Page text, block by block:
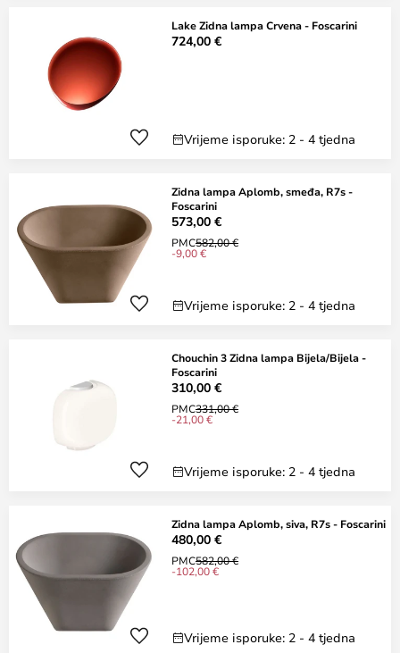
Lake Zidna lampa Crvena - Foscarini
724,00 €
Vrijeme isporuke: 2 - 4 tjedna
Zidna lampa Aplomb, smeđa, R7s -
Foscarini
573,00 €
PMC582,00 €
-9,00 €
Vrijeme isporuke: 2 - 4 tjedna
Chouchin 3 Zidna lampa Bijela/Bijela -
Foscarini
310,00 €
PMC331,00 €
-21,00 €
Vrijeme isporuke: 2 - 4 tjedna
Zidna lampa Aplomb, siva, R7s - Foscarini
480,00 €
PMC582,00 €
-102,00 €
Vrijeme isporuke: 2 - 4 tjedna